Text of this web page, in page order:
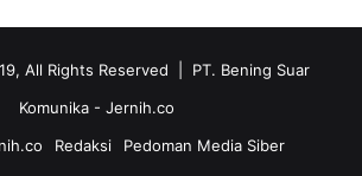
All Rights Reserved | PT. Bening Suar
Komunika - Jernih.co
Redaksi
Pedoman Media Siber